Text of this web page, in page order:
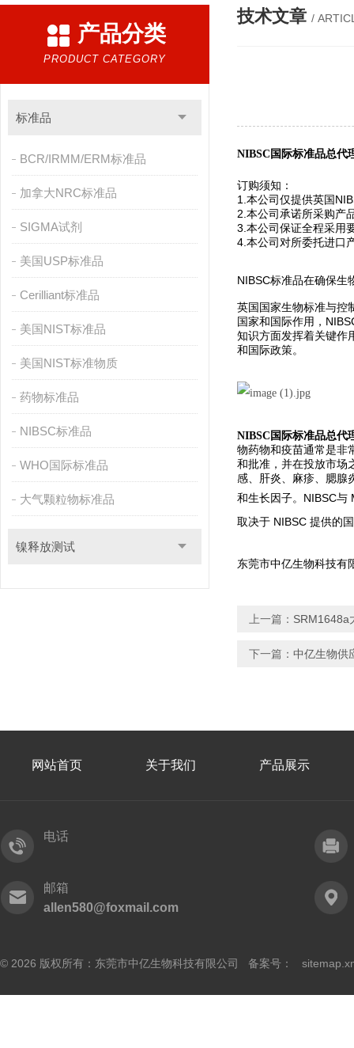
产品分类
PRODUCT CATEGORY
标准品
BCR/IRMM/ERM标准品
加拿大NRC标准品
SIGMA试剂
美国USP标准品
Cerilliant标准品
美国NIST标准品
美国NIST标准物质
药物标准品
NIBSC标准品
WHO国际标准品
大气颗粒物标准品
镍释放测试
技术文章 /
NIBSC国际标准品总代
订购须知：
1.本公司仅提供英国
2.本公司承诺所采购产
3.本公司保证全程采用
4.本公司对所委托进口
NIBSC标准品在确保生
英国国家生物标准与控
国家和国际作用，
知识方面发挥着关键作
和国际政策。
NIBSC国际标准品总代
物药物和疫苗通常是非
和批准，并在投放市场
感、肝炎、麻疹、腮腺
和生长因子。 NIBSC与
取决于 NIBSC 提供的
东莞市中亿生物科技有
上一篇： SRM1648a
下一篇： 中亿生物供
网站首页 关于我们 产品展示
电话
邮箱
allen580@foxmail.com
© 2026 版权所有：东莞市中亿生物科技有限公司 备案号：